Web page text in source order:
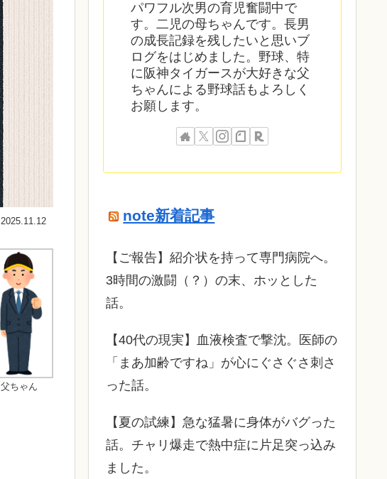
2025.11.12
父ちゃん
パワフル次男の育児奮闘中で
す。二児の母ちゃんです。長男
の成長記録を残したいと思いブ
ログをはじめました。野球、特
に阪神タイガースが大好きな父
ちゃんによる野球話もよろしく
お願します。
note新着記事
​【ご報告】紹介状を持って専門病院へ。
3時間の激闘（？）の末、ホッとした
話。
【40代の現実】血液検査で撃沈。医師の
「まあ加齢ですね」が心にぐさぐさ刺さ
った話。
【夏の試練】急な猛暑に身体がバグった
話。チャリ爆走で熱中症に片足突っ込み
ました。